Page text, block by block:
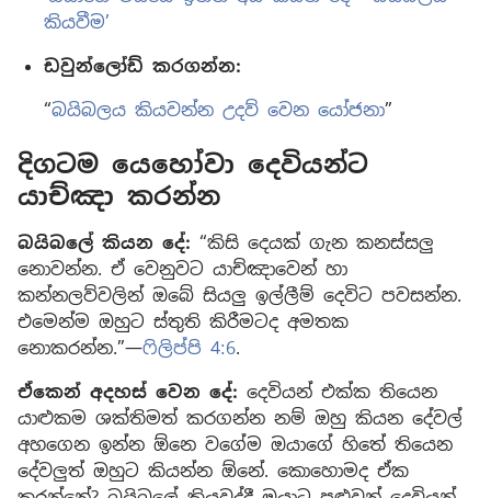
කියවීම’
ඩවුන්ලෝඩ් කරගන්න:
“බයිබලය කියවන්න උදව් වෙන යෝජනා”
දිගටම යෙහෝවා දෙවියන්ට
යාච්ඤා කරන්න
බයිබලේ කියන දේ: “කිසි දෙයක් ගැන කනස්සලු
නොවන්න. ඒ වෙනුවට යාච්ඤාවෙන් හා
කන්නලව්වලින් ඔබේ සියලු ඉල්ලීම් දෙවිට පවසන්න.
එමෙන්ම ඔහුට ස්තුති කිරීමටද අමතක
නොකරන්න.”—ෆිලිප්පි 4:6.
ඒකෙන් අදහස් වෙන දේ: දෙවියන් එක්ක තියෙන
යාළුකම ශක්තිමත් කරගන්න නම් ඔහු කියන දේවල්
අහගෙන ඉන්න ඕනෙ වගේම ඔයාගේ හිතේ තියෙන
දේවලුත් ඔහුට කියන්න ඕනේ. කොහොමද ඒක